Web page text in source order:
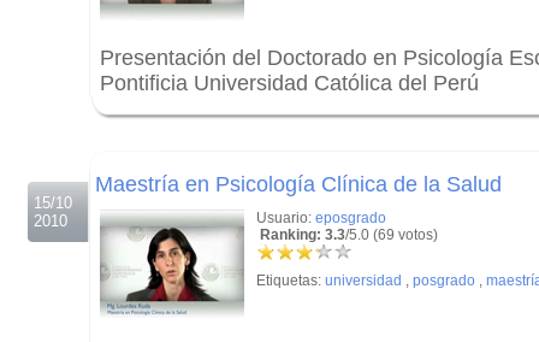
Presentación del Doctorado en Psicología
Pontificia Universidad Católica del Perú
15/10
2010
Maestría en Psicología Clínica de la Salud
Usuario: eposgrado
Ranking: 3.3/5.0 (69 votos)
Etiquetas: universidad , posgrado ,